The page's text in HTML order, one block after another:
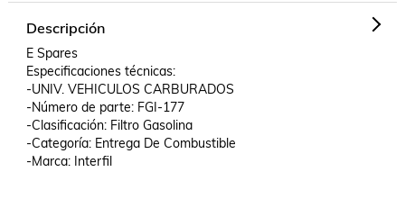
Descripción
E Spares
Especificaciones técnicas:
-UNIV. VEHICULOS CARBURADOS
-Número de parte: FGI-177
-Clasificación: Filtro Gasolina
-Categoría: Entrega De Combustible
-Marca: Interfil